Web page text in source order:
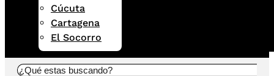
Cúcuta
Cartagena
El Socorro
Buscar